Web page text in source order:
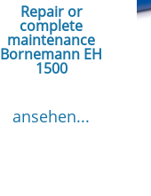
Repair or
complete
maintenance
Bornemann EH
1500
ansehen...